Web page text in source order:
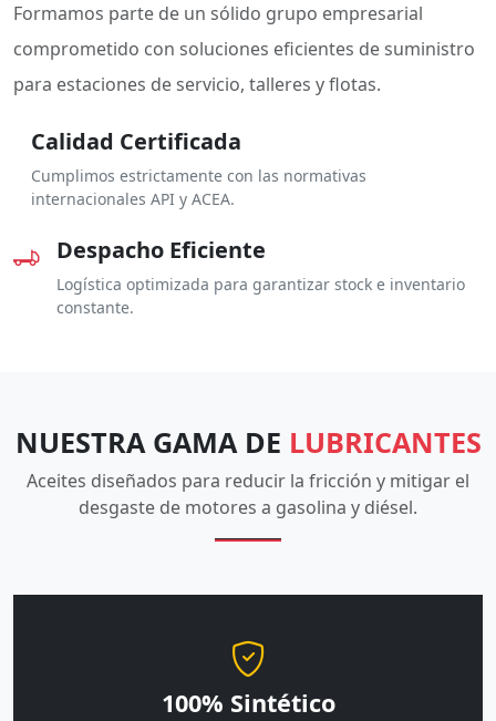
Formamos parte de un sólido grupo empresarial
comprometido con soluciones eficientes de suministro
para estaciones de servicio, talleres y flotas.
Calidad Certificada
Cumplimos estrictamente con las normativas
internacionales API y ACEA.
Despacho Eficiente
Logística optimizada para garantizar stock e inventario
constante.
NUESTRA GAMA DE LUBRICANTES
Aceites diseñados para reducir la fricción y mitigar el
desgaste de motores a gasolina y diésel.
100% Sintético